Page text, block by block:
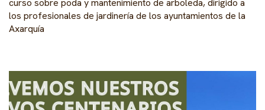
curso sobre poda y mantenimiento de arboleda, dirigido a
los profesionales de jardinería de los ayuntamientos de la
Axarquía